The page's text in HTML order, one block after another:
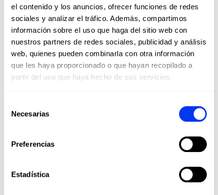
el contenido y los anuncios, ofrecer funciones de redes
sociales y analizar el tráfico. Además, compartimos
información sobre el uso que haga del sitio web con
nuestros partners de redes sociales, publicidad y análisis
web, quienes pueden combinarla con otra información
que les haya proporcionado o que hayan recopilado a
partir del uso que haya hecho de sus servicios.
Necesarias
Preferencias
Estadística
-45%
Pala Adidas Metalbone Ctrl 3.3
209,00 €
380,00 €